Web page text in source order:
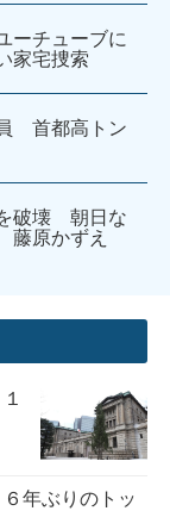
ーチューブに
家宅捜索
首都高トン
を破壊 朝日な
藤原かずえ
年ぶりのトッ